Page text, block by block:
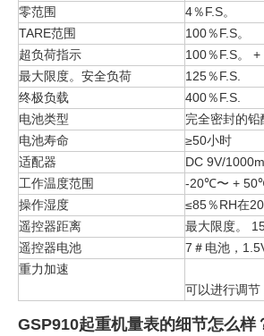
零范围
4％F.S。
TARE范围
100％F.S。
超负荷指示
100％F.S。 +
最大限度。安全负荷
125％F.S.
终极负载
400％F.S.
电池类型
完全密封的
电池寿命
≥50小时
适配器
DC 9V/
工作温度范围
-20℃〜 +
操作湿度
≤85％RH在
遥控器距离
最大限度。
遥控器电池
7＃电池，
重力加速
可以进行调
GSP910起重机量表的细节怎么样